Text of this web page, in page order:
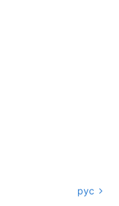
рус